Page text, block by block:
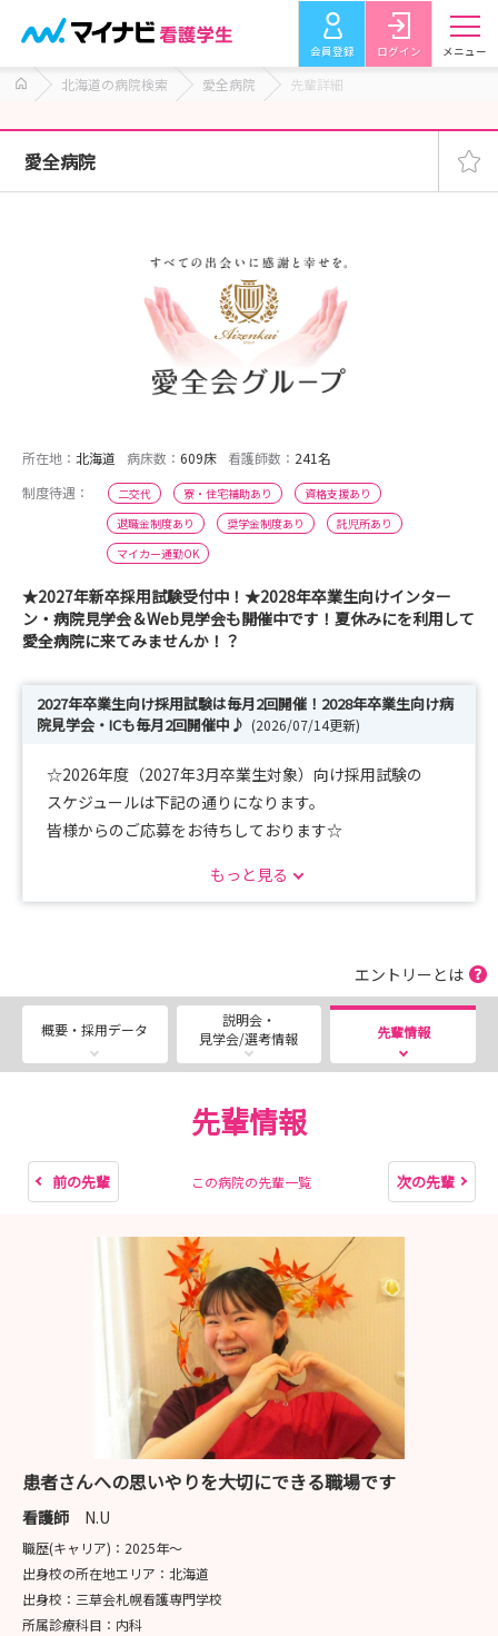
会員登録 ログイン メニュー
北海道の病院検索 愛全病院 先輩詳細
愛全病院
所在地： 北海道 病床数： 609床 看護師数： 241名
制度待遇：
二交代 寮・住宅補助あり
資格支援あり
退職金制度あり
奨学金制度あり
託児所あり
マイカー通勤OK
★2027年新卒採用試験受付中！★2028年卒業生向けインター
ン・病院見学会＆Web見学会も開催中です！夏休みにを利用して
愛全病院に来てみませんか！？
2027年卒業生向け採用試験は毎月2回開催！2028年卒業生向け病
院見学会・ICも毎月2回開催中♪ (2026/07/14更新)
☆2026年度（2027年3月卒業生対象）向け採用試験の
スケジュールは下記の通りになります。
皆様からのご応募をお待ちしております☆
◆2026年度（2027年3月卒業生対象）採用試験◆
・2026年8月7日（金）
・2026年8月21日（金）
※上記日時での参加が難しい方は個別対応も可能です。
土日の選考会も可能です。詳しくはお問い合わせください
※申し込みは試験日の8日前までにお願いします
※採用予定人数に達し次第、募集終了となります
◆2028年卒業生向けインターンシップ・病院見学会のご
愛全病院では、インターンシップや病院見学会を毎月2回
ずつ開催しております。
病院や職員の雰囲気を直接感じられますので、是非ご参加
ください！
慢性期に興味がある方、充実した教育体制の中で学びたい
方、ワークライフバランスを大事にされている方
お待ちしております
もっと見る
エントリーとは
概要・採用データ
説明会・
見学会/選考情報
先輩情報
先輩情報
前の先輩 この病院の先輩一覧 次の先輩
患者さんへの思いやりを大切にできる職場です
看護師 N.U
職歴(キャリア)： 2025年〜
出身校の所在地エリア： 北海道
出身校： 三草会札幌看護専門学校
所属診療科目： 内科